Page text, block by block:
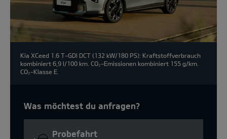
Kia XCeed 1.6 T-GDI DCT (132 kW/180 PS): Kraftstoffverbrauch
kombiniert 6,9 l/100 km. CO₂-Emissionen kombiniert 155 g/km.
CO₂-Klasse E.
Was möchtest du anfragen?
Probefahrt